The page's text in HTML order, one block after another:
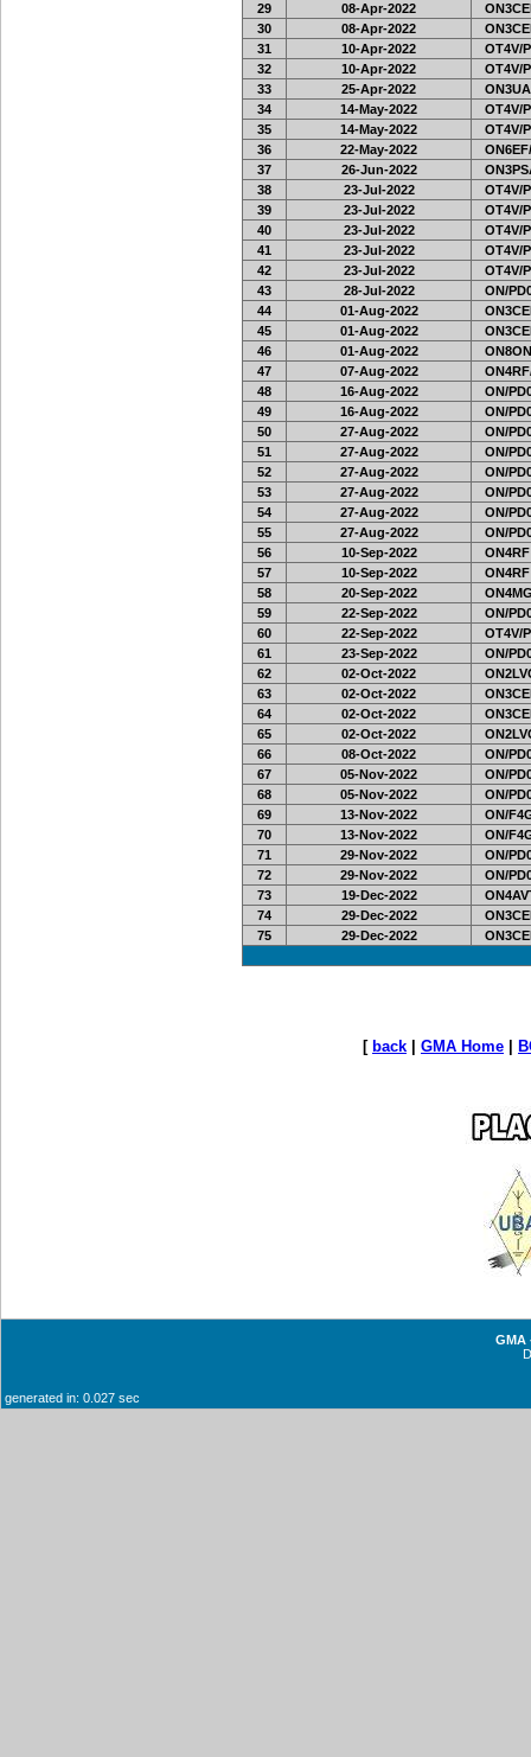
29
08-Apr-2022
30
08-Apr-2022
31
10-Apr-2022
OT4V/P
32
10-Apr-2022
OT4V/P
33
25-Apr-2022
34
14-May-2022
OT4V/P
35
14-May-2022
OT4V/P
36
22-May-2022
37
26-Jun-2022
38
23-Jul-2022
OT4V/P
39
23-Jul-2022
OT4V/P
40
23-Jul-2022
OT4V/P
41
23-Jul-2022
OT4V/P
42
23-Jul-2022
OT4V/P
43
28-Jul-2022
ON/
44
01-Aug-2022
45
01-Aug-2022
46
01-Aug-2022
47
07-Aug-2022
48
16-Aug-2022
ON/
49
16-Aug-2022
ON/
50
27-Aug-2022
ON/
51
27-Aug-2022
ON/
52
27-Aug-2022
ON/
53
27-Aug-2022
ON/
54
27-Aug-2022
ON/
55
27-Aug-2022
ON/
56
10-Sep-2022
ON4RF
57
10-Sep-2022
ON4RF
58
20-Sep-2022
59
22-Sep-2022
ON/
60
22-Sep-2022
OT4V/P
61
23-Sep-2022
ON/
62
02-Oct-2022
63
02-Oct-2022
64
02-Oct-2022
65
02-Oct-2022
66
08-Oct-2022
ON/
67
05-Nov-2022
ON/
68
05-Nov-2022
ON/
69
13-Nov-2022
ON/
70
13-Nov-2022
ON/
71
29-Nov-2022
ON/
72
29-Nov-2022
ON/
73
19-Dec-2022
74
29-Dec-2022
75
29-Dec-2022
[ back GMA Home
GMA
generated in: 0.027 sec